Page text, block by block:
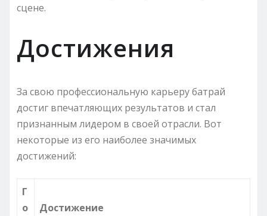
сцене.
Достижения
За свою профессиональную карьеру батрай
достиг впечатляющих результатов и стал
признанным лидером в своей отрасли. Вот
некоторые из его наиболее значимых
достижений:
Г
о
Достижение